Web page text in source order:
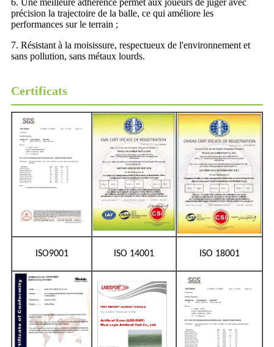
6. Une meilleure adhérence permet aux joueurs de juger avec
précision la trajectoire de la balle, ce qui améliore les
performances sur le terrain ;
7. Résistant à la moisissure, respectueux de l'environnement et
sans pollution, sans métaux lourds.
Certificats
ISO9001 ISO 14001 ISO 18001